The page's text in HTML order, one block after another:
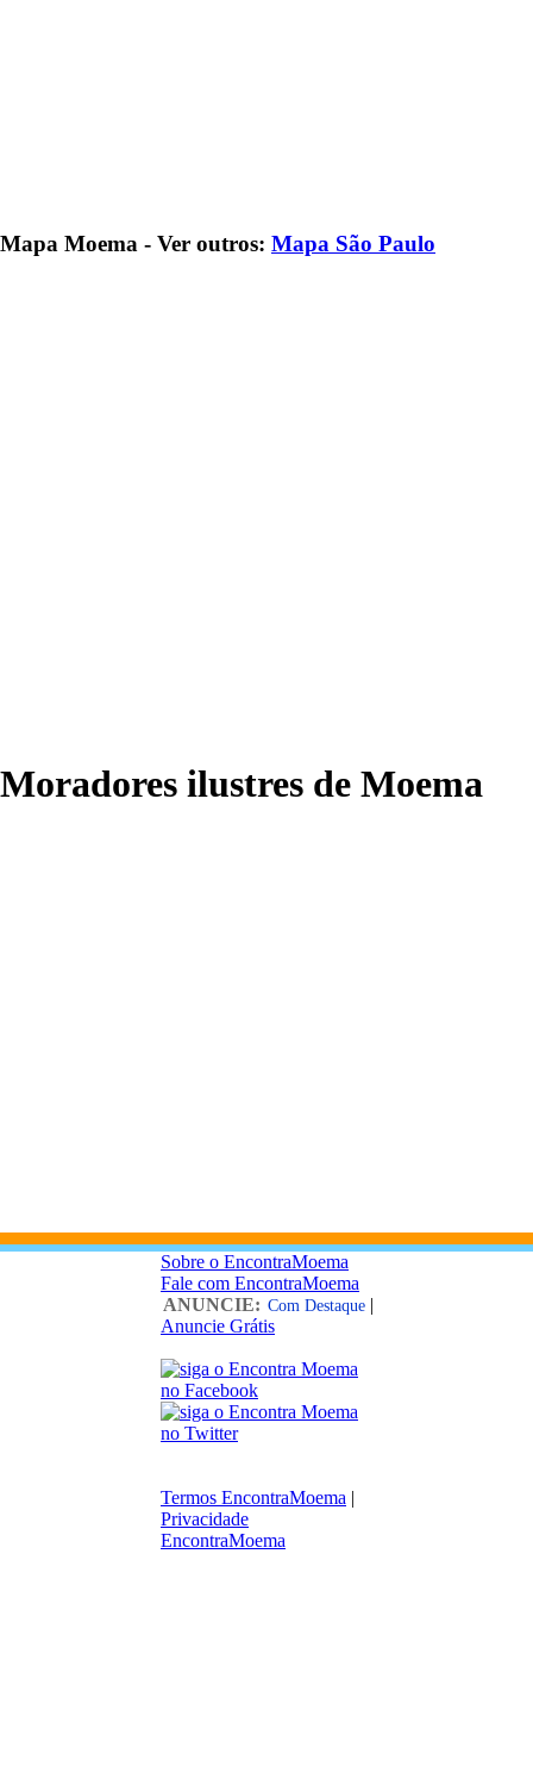
Mapa Moema - Ver outros: Mapa São Paulo
Moradores ilustres de Moema
Sobre o EncontraMoema
Fale com EncontraMoema
ANUNCIE: Com Destaque |
Anuncie Grátis
Termos EncontraMoema |
Privacidade
EncontraMoema